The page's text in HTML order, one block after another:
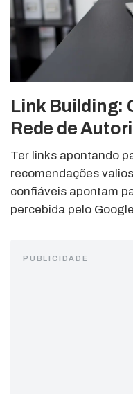
Link Building:
Rede de
Ter links apontando
recomendações
confiáveis apontam
percebida pelo
PUBLICIDADE